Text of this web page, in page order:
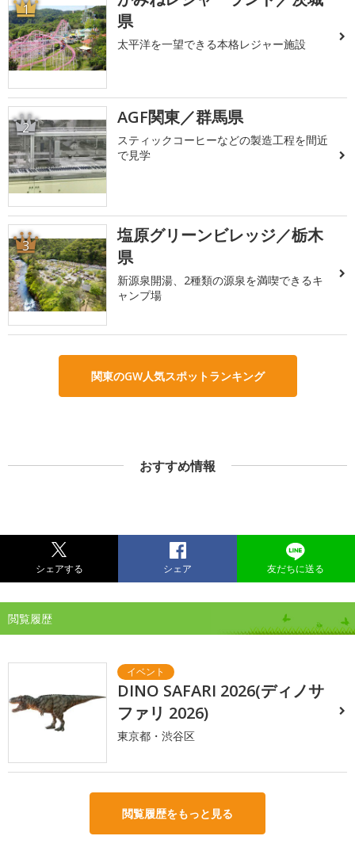
1
県
太平洋を一望できる本格レジャー施設
2 AGF関東／群馬県
スティックコーヒーなどの製造工程を間近
で見学
3
塩原グリーンビレッジ／栃木
県
新源泉開湯、2種類の源泉を満喫できるキ
ャンプ場
関東のGW人気スポットランキング
おすすめ情報
シェアする シェア 友だちに送る
閲覧履歴
DINO SAFARI 2026(ディノサ
ファリ 2026)
東京都・渋谷区
閲覧履歴をもっと見る